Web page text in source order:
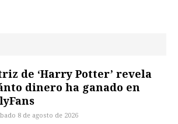
de ‘Harry Potter’ revela
dinero ha ganado en
8 de agosto de 2026